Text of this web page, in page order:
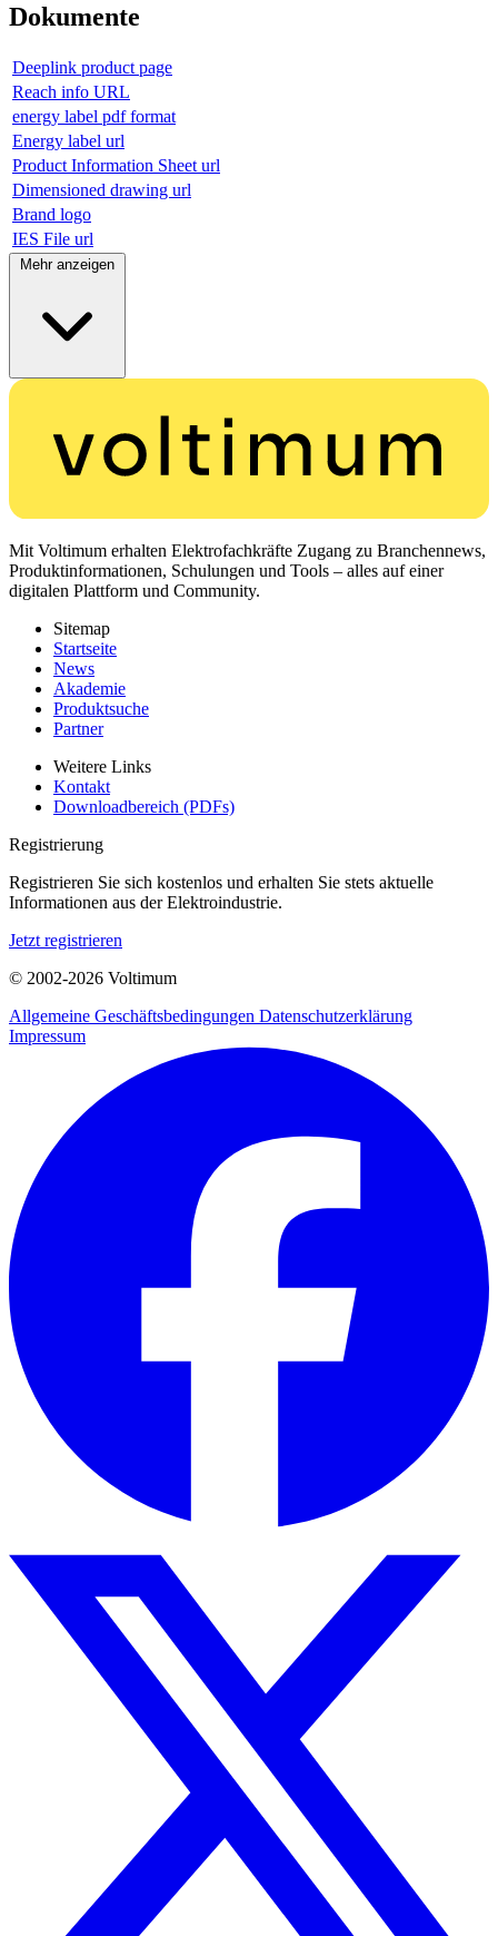
Dokumente
Deeplink product page
Reach info URL
energy label pdf format
Energy label url
Product Information Sheet url
Dimensioned drawing url
Brand logo
IES File url
Mehr anzeigen
Mit Voltimum erhalten Elektrofachkräfte Zugang zu Branchennews,
Produktinformationen, Schulungen und Tools – alles auf einer
digitalen Plattform und Community.
Sitemap
Startseite
News
Akademie
Produktsuche
Partner
Weitere Links
Kontakt
Downloadbereich (PDFs)
Registrierung
Registrieren Sie sich kostenlos und erhalten Sie stets aktuelle
Informationen aus der Elektroindustrie.
Jetzt registrieren
© 2002-2026 Voltimum
Allgemeine Geschäftsbedingungen Datenschutzerklärung
Impressum